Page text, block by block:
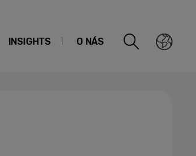
INSIGHTS O NÁS